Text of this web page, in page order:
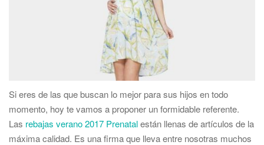
Si eres de las que buscan lo mejor para sus hijos en todo
momento, hoy te vamos a proponer un formidable referente.
Las rebajas verano 2017 Prenatalestán llenas de artículos de la
máxima calidad. Es una firma que lleva entre nosotras muchos